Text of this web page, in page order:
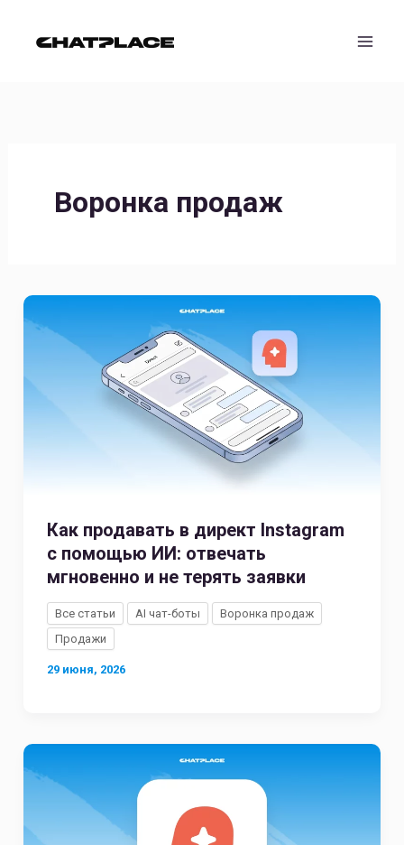
Воронка продаж
Как продавать в директ Instagram
с помощью ИИ: отвечать
мгновенно и не терять заявки
Все статьи AI чат-боты
Воронка продаж
Продажи
29 июня, 2026